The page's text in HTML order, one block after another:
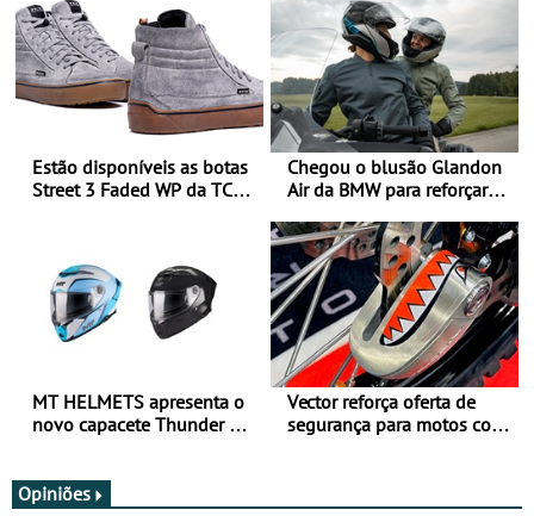
Estão disponíveis as botas
Street 3 Faded WP da TCX
Chegou o blusão Glandon
Air da BMW para reforçar
verão
MT HELMETS apresenta o
novo capacete Thunder 4 R
Vector reforça oferta de
segurança para motos com
Opiniões